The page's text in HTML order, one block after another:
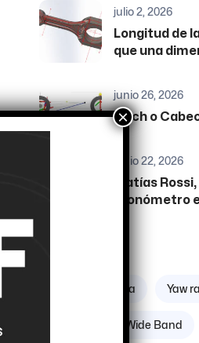
julio 2, 2026
Longitud de
que una
junio 26, 2026
Pitch o
junio 22, 2026
Matías
cronómetro
Zona geográfica Yaw
Wide Band
×